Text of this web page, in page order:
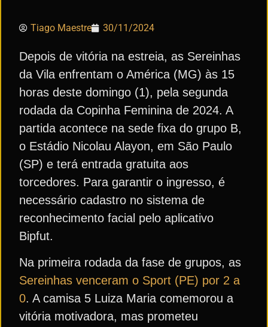
Tiago Maestre 30/11/2024
Depois de vitória na estreia, as Sereinhas
da Vila enfrentam o América (MG) às 15
horas deste domingo (1), pela segunda
rodada da Copinha Feminina de 2024. A
partida acontece na sede fixa do grupo B,
o Estádio Nicolau Alayon, em São Paulo
(SP) e terá entrada gratuita aos
torcedores. Para garantir o ingresso, é
necessário cadastro no sistema de
reconhecimento facial pelo aplicativo
Bipfut.
Na primeira rodada da fase de grupos, as
Sereinhas venceram o Sport (PE) por 2 a
0. A camisa 5 Luiza Maria comemorou a
vitória motivadora, mas prometeu